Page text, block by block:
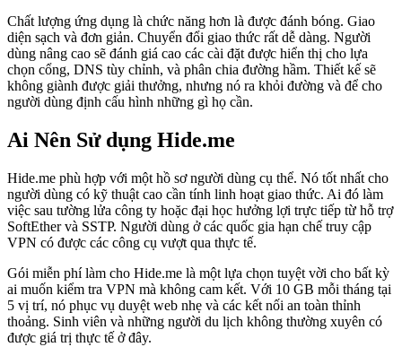
Chất lượng ứng dụng là chức năng hơn là được đánh bóng. Giao
diện sạch và đơn giản. Chuyển đổi giao thức rất dễ dàng. Người
dùng nâng cao sẽ đánh giá cao các cài đặt được hiển thị cho lựa
chọn cổng, DNS tùy chỉnh, và phân chia đường hầm. Thiết kế sẽ
không giành được giải thưởng, nhưng nó ra khỏi đường và để cho
người dùng định cấu hình những gì họ cần.
Ai Nên Sử dụng Hide.me
Hide.me phù hợp với một hồ sơ người dùng cụ thể. Nó tốt nhất cho
người dùng có kỹ thuật cao cần tính linh hoạt giao thức. Ai đó làm
việc sau tường lửa công ty hoặc đại học hưởng lợi trực tiếp từ hỗ trợ
SoftEther và SSTP. Người dùng ở các quốc gia hạn chế truy cập
VPN có được các công cụ vượt qua thực tế.
Gói miễn phí làm cho Hide.me là một lựa chọn tuyệt vời cho bất kỳ
ai muốn kiểm tra VPN mà không cam kết. Với 10 GB mỗi tháng tại
5 vị trí, nó phục vụ duyệt web nhẹ và các kết nối an toàn thỉnh
thoảng. Sinh viên và những người du lịch không thường xuyên có
được giá trị thực tế ở đây.